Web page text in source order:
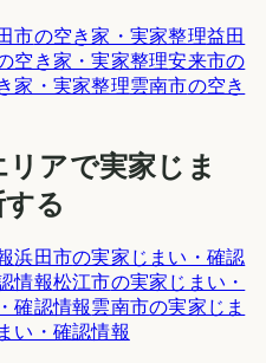
市の空き家・実家整理益田
空き家・実家整理安来市の
家・実家整理雲南市の空き
アで実家じま
る
浜田市の実家じまい・確認
情報松江市の実家じまい・
確認情報雲南市の実家じま
い・確認情報